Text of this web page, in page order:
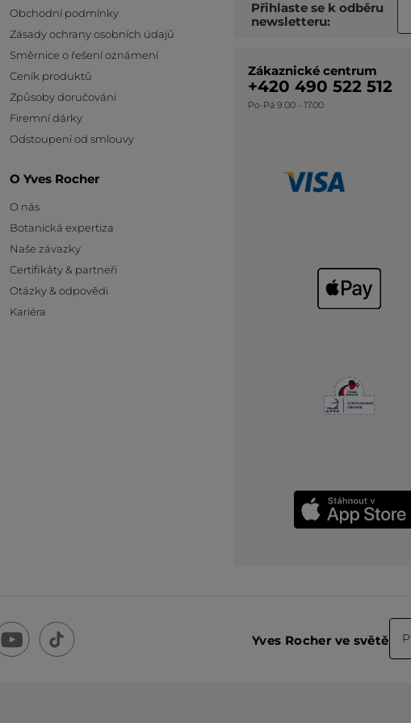
Obchodní podmínky
Zásady ochrany osobních údajů
Směrnice o řešení oznámení
Ceník produktů
Způsoby doručování
Firemní dárky
Odstoupení od smlouvy
O Yves Rocher
O nás
Botanická expertiza
Naše závazky
Certifikáty & partneři
Otázky & odpovědi
Kariéra
Přihlaste se k odběru
newsletteru:
Zákaznické centrum
+420 490 522 512
Po-Pá 9.00 - 17.00
Yves Rocher ve světě